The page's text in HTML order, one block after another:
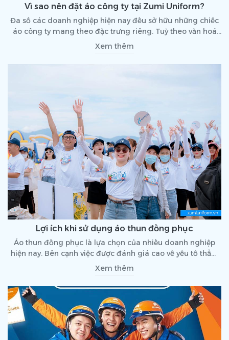
Vì sao nên đặt áo công ty tại Zumi Uniform?
Đa số các doanh nghiệp hiện nay đều sở hữu những chiếc
áo công ty mang theo đặc trưng riêng. Tuỳ theo văn hoá
của từng doanh nghiệp cũng như đối tượng khách hàng
hướng đến mà áo công ty có những đặc tính riêng. Vậy
giữa rất nhiều đơn vị đồng phục khác nhau, tại sao bạn nên
Xem thêm
Lợi ích khi sử dụng áo thun đồng phục
Áo thun đồng phục là lựa chọn của nhiều doanh nghiệp
hiện nay. Bên cạnh việc được đánh giá cao về yếu tố thẩm
mỹ, sự thoải mái thì áo thun đồng phục cũng có mức chi
phí phải chăng, giúp nhiều doanh nghiệp giải quyết được
bài toán chi phí. Hãy cùng điểm qua một số lợi ích khi
dùng áo thun đồng phục bạn nhé!
Xem thêm